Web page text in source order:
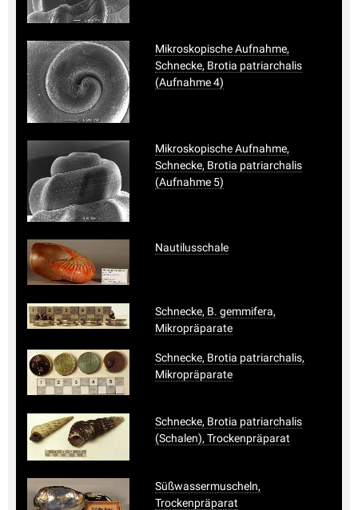
Mikroskopische Aufnahme,
Schnecke, Brotia patriarchalis
(Aufnahme 4)
Mikroskopische Aufnahme,
Schnecke, Brotia patriarchalis
(Aufnahme 5)
Nautilusschale
Schnecke, B. gemmifera,
Mikropräparate
Schnecke, Brotia patriarchalis,
Mikropräparate
Schnecke, Brotia patriarchalis
(Schalen), Trockenpräparat
Süßwassermuscheln,
Trockenpräparat